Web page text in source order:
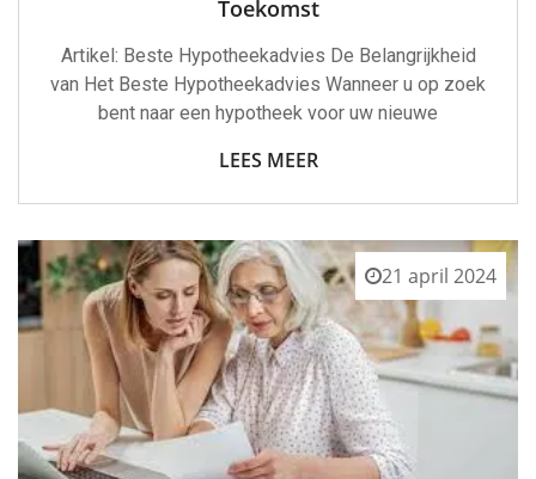
Toekomst
Artikel: Beste Hypotheekadvies De Belangrijkheid
van Het Beste Hypotheekadvies Wanneer u op zoek
bent naar een hypotheek voor uw nieuwe
LEES MEER
21 april 2024